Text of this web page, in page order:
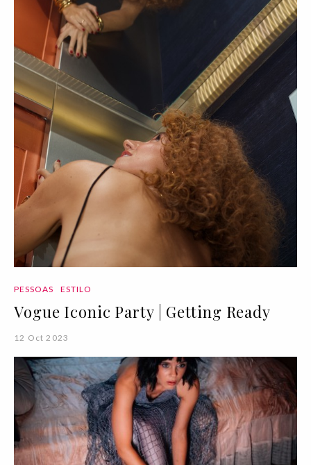
PESSOAS ESTILO
Vogue Iconic Party | Getting Ready
12 Oct 2023